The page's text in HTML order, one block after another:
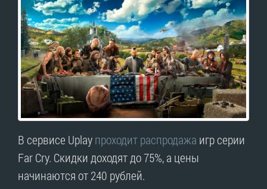
В сервисе Uplayпроходит распродажа игр серии
Far Cry. Скидки доходят до 75%, а цены
начинаются от 240 рублей.